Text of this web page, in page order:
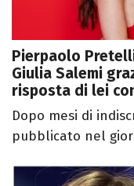
Pierpaolo
Giulia Salemi
risposta di lei
Dopo mesi di
pubblicato nel